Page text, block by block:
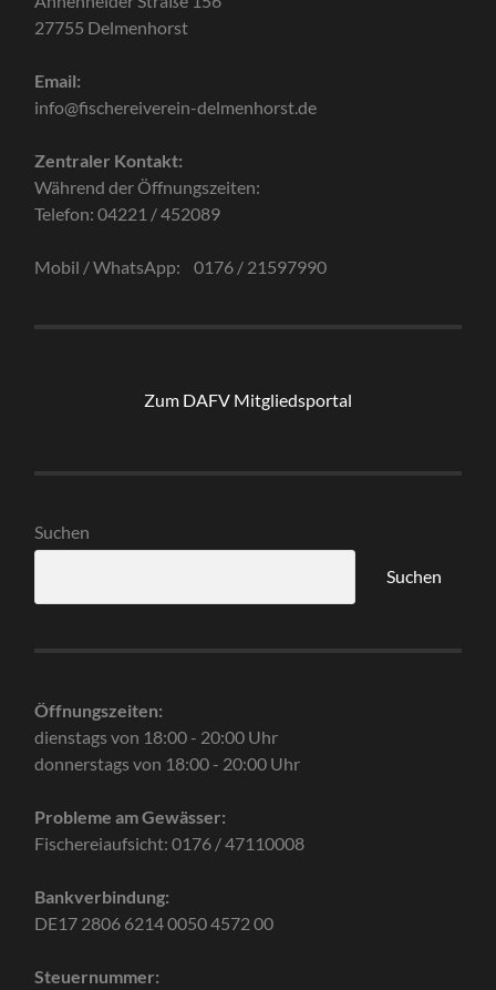
27755 Delmenhorst
Email:
info@fischereiverein-delmenhorst.de
Zentraler Kontakt:
Während der Öffnungszeiten:
Telefon: 04221 / 452089
Mobil / WhatsApp: 0176 / 21597990
Zum DAFV Mitgliedsportal
Suchen
Suchen
Öffnungszeiten:
dienstags von 18:00 - 20:00 Uhr
donnerstags von 18:00 - 20:00 Uhr
Probleme am Gewässer:
Fischereiaufsicht: 0176 / 47110008
Bankverbindung:
DE17 2806 6214 0050 4572 00
Steuernummer: